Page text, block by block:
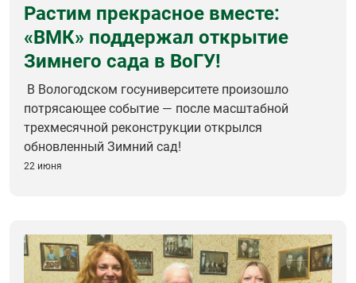
Растим прекрасное вместе:
«ВМК» поддержал открытие
Зимнего сада в ВоГУ!
В Вологодском госуниверситете произошло
потрясающее событие — после масштабной
трехмесячной реконструкции открылся
обновленный Зимний сад!
22 июня